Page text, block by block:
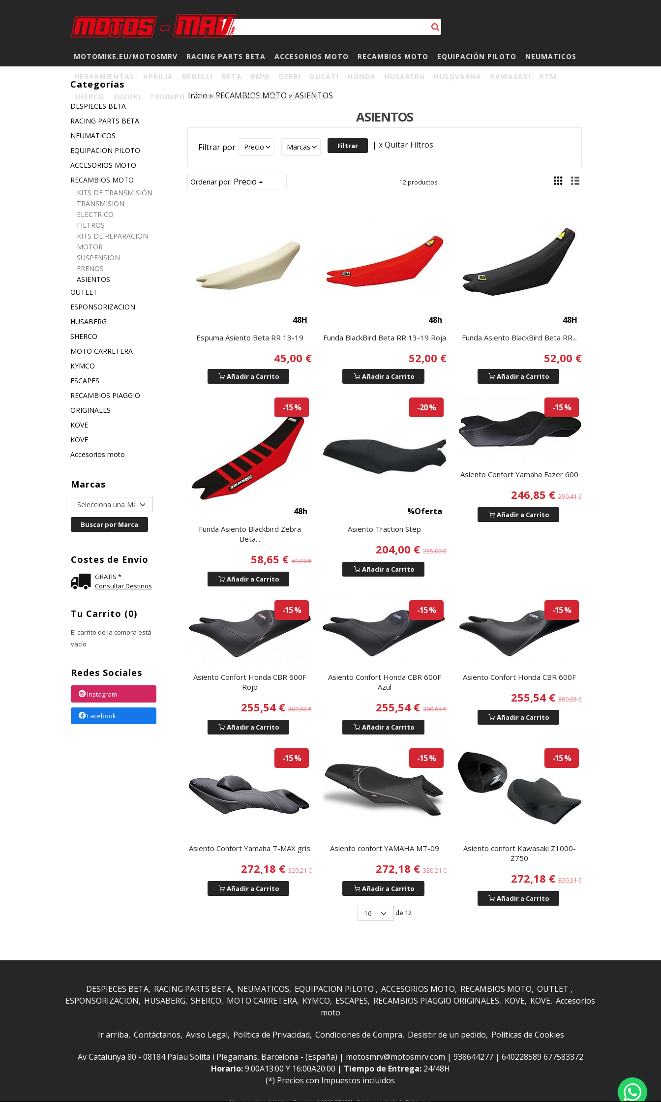
MOTOMIKE.EU/MOTOSMRV RACING PARTS BETA ACCESORIOS MOTO RECAMBIOS MOTO EQUIPACIÓN PILOTO NEUMATICOS
HERRAMIENTAS APRILIA BENELLI BETA BMW DERBI DUCATI HONDA HUSABERG HUSQVARNA KAWASAKI KTM
SHERCO SUZUKI TRIUMPH YAMAHA CONTACTO 0
Categorías
DESPIECES BETA
RACING PARTS BETA
NEUMATICOS
EQUIPACION PILOTO
ACCESORIOS MOTO
RECAMBIOS MOTO
KITS DE TRANSMISIÓN
TRANSMISION
ELECTRICO
FILTROS
KITS DE REPARACION
MOTOR
SUSPENSION
FRENOS
ASIENTOS
OUTLET
ESPONSORIZACION
HUSABERG
SHERCO
MOTO CARRETERA
KYMCO
ESCAPES
RECAMBIOS PIAGGIO
ORIGINALES
KOVE
KOVE
Accesorios moto
Marcas
Costes de Envío
GRATIS *
Consultar Destinos
Tu Carrito (0)
El carrito de la compra está
vacío
Redes Sociales
Instagram
Facebook
Inicio»RECAMBIOS MOTO »ASIENTOS
ASIENTOS
Filtrar por Precio Marcas | x Quitar Filtros
Ordenar por: Precio 12 productos
48H
Espuma Asiento Beta RR 13-19
45,00 €
Añadir a Carrito
48h
Funda BlackBird Beta RR 13-19 Roja
52,00 €
Añadir a Carrito
48H
Funda Asiento BlackBird Beta RR...
52,00 €
Añadir a Carrito
48h
-15 %
Funda Asiento Blackbird Zebra
Beta...
58,65 €69,00 €
Añadir a Carrito
%Oferta
-20 %
Asiento Traction Step
204,00 €255,00 €
Añadir a Carrito
-15 %
Asiento Confort Yamaha Fazer 600
246,85 €290,41 €
Añadir a Carrito
-15 %
Asiento Confort Honda CBR 600F
Rojo
255,54 €300,63 €
Añadir a Carrito
-15 %
Asiento Confort Honda CBR 600F
Azul
255,54 €300,63 €
Añadir a Carrito
-15 %
Asiento Confort Honda CBR 600F
255,54 €300,63 €
Añadir a Carrito
-15 %
Asiento Confort Yamaha T-MAX gris
272,18 €320,21 €
Añadir a Carrito
-15 %
Asiento confort YAMAHA MT-09
272,18 €320,21 €
Añadir a Carrito
-15 %
Asiento confort Kawasaki Z1000-
Z750
272,18 €320,21 €
Añadir a Carrito
de 12
DESPIECES BETA RACING PARTS BETA NEUMATICOS EQUIPACION PILOTO ACCESORIOS MOTO RECAMBIOS MOTO OUTLET
ESPONSORIZACION
HUSABERG SHERCO MOTO CARRETERA KYMCO ESCAPES RECAMBIOS PIAGGIO ORIGINALES KOVE KOVE Accesorios
moto
Ir arriba Contáctanos Aviso Legal Política de Privacidad Condiciones de Compra Desistir de un pedido Políticas de Cookies
Av Catalunya 80 - 08184 Palau Solita i Plegamans, Barcelona - (España) | motosmrv@motosmrv.com | 938644277| 640228589 677583372
Horario:9.00A13:00 Y 16:00A20:00 | Tiempo de Entrega: 24/48H
(*) Precios con Impuestos incluidos